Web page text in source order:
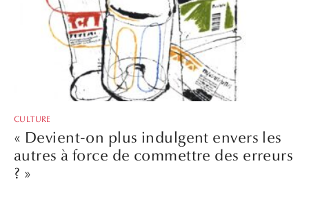
CULTURE
« Devient-on plus indulgent envers les
autres à force de commettre des erreurs
? »